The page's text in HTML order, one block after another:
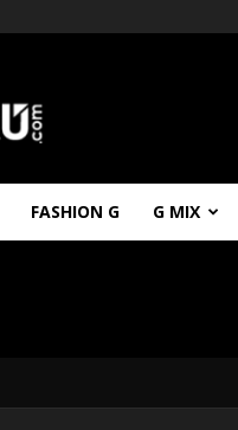
FASHION G G MIX